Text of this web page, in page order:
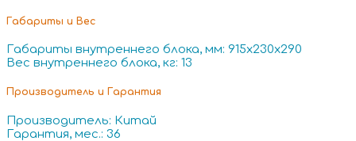
Габариты и Вес
Габариты внутреннего блока, мм: 915x230x290
Вес внутреннего блока, кг: 13
Производитель и Гарантия
Производитель: Китай
Гарантия, мес.: 36